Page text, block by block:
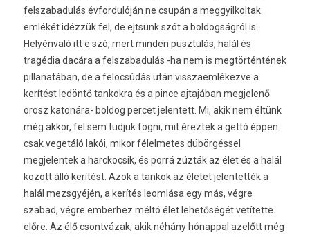
felszabadulás évfordulóján ne csupán a meggyilkoltak
emlékét idézzük fel, de ejtsünk szót a boldogságról is.
Helyénvaló itt e szó, mert minden pusztulás, halál és
tragédia dacára a felszabadulás -ha nem is megtörténtének
pillanatában, de a felocsúdás után visszaemlékezve a
kerítést ledöntő tankokra és a pince ajtajában megjelenő
orosz katonára- boldog percet jelentett. Mi, akik nem éltünk
még akkor, fel sem tudjuk fogni, mit éreztek a gettó éppen
csak vegetáló lakói, mikor félelmetes dübörgéssel
megjelentek a harckocsik, és porrá zúzták az élet és a halál
között álló kerítést. Azok a tankok az életet jelentették a
halál mezsgyéjén, a kerítés leomlása egy más, végre
szabad, végre emberhez méltó élet lehetőségét vetítette
előre. Az élő csontvázak, akik néhány hónappal azelőtt még